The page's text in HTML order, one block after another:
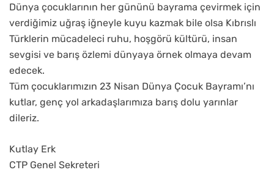
Dünya çocuklarının her gününü bayrama çevirmek için
verdiğimiz uğraş iğneyle kuyu kazmak bile olsa Kıbrıslı
Türklerin mücadeleci ruhu, hoşgörü kültürü, insan
sevgisi ve barış özlemi dünyaya örnek olmaya devam
edecek.
Tüm çocuklarımızın 23 Nisan Dünya Çocuk Bayramı’nı
kutlar, genç yol arkadaşlarımıza barış dolu yarınlar
dileriz.
Kutlay Erk
CTP Genel Sekreteri